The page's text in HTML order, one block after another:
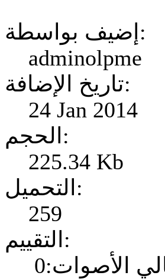
إضيف بواسطة:
adminolpme
تاريخ الإضافة:
24 Jan 2014
الحجم:
225.34 Kb
التحميل:
259
التقييم:
الأصوات:0